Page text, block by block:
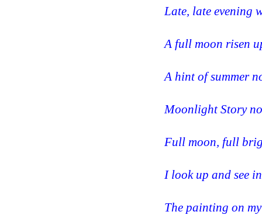
Late, late evening
A full moon risen
A hint of summer
Moonlight Story
Full moon, full
I look up and see
The painting on